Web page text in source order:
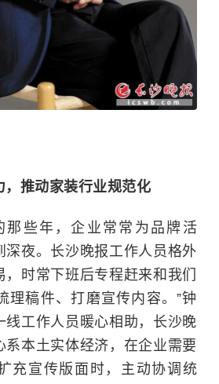
推动家装行业规范化
些年，企业常常为品牌活
深夜。长沙晚报工作人员格外
时常下班后专程赶来和我们
理稿件、打磨宣传内容。”钟
线工作人员暖心相助，长沙晚
系本土实体经济，在企业需要
充宣传版面时，主动协调统